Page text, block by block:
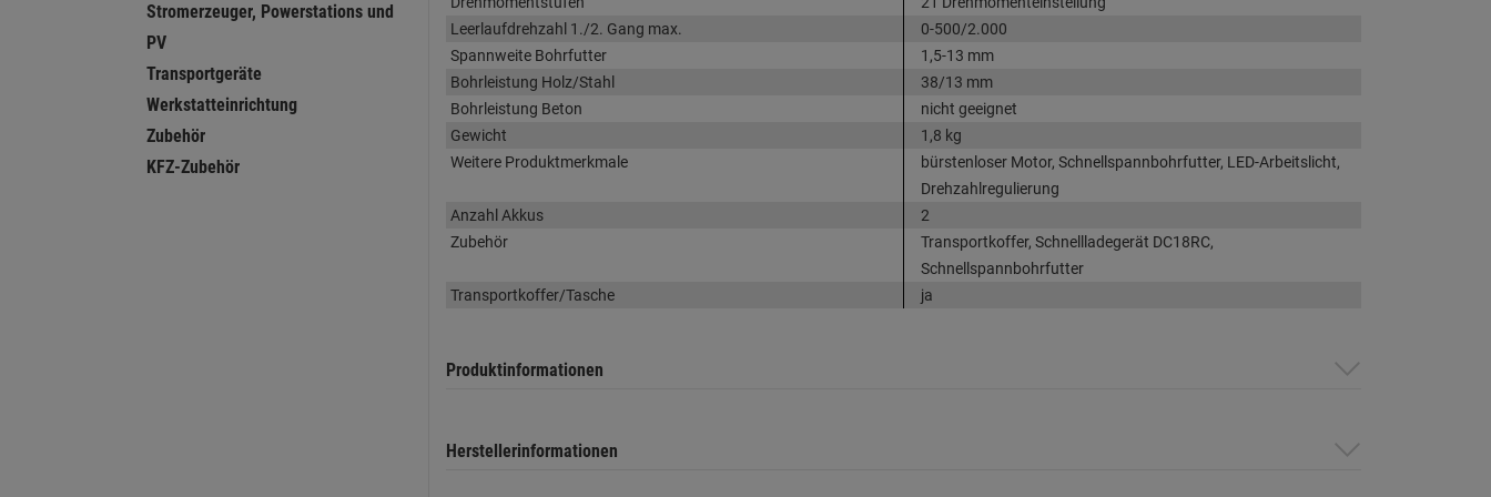
Stromerzeuger, Powerstations und
PV
Transportgeräte
Werkstatteinrichtung
Zubehör
KFZ-Zubehör
Leerlaufdrehzahl 1./2. Gang max.
0-500/2.000
Spannweite Bohrfutter
1,5-13 mm
Bohrleistung Holz/Stahl
38/13 mm
Bohrleistung Beton
nicht geeignet
Gewicht
1,8 kg
Weitere Produktmerkmale
bürstenloser Motor, Schnellspannbohrfutter, LED-Arbeitslicht,
Drehzahlregulierung
Anzahl Akkus
2
Zubehör
Transportkoffer, Schnellladegerät DC18RC,
Schnellspannbohrfutter
Transportkoffer/Tasche
ja
Produktinformationen
Herstellerinformationen